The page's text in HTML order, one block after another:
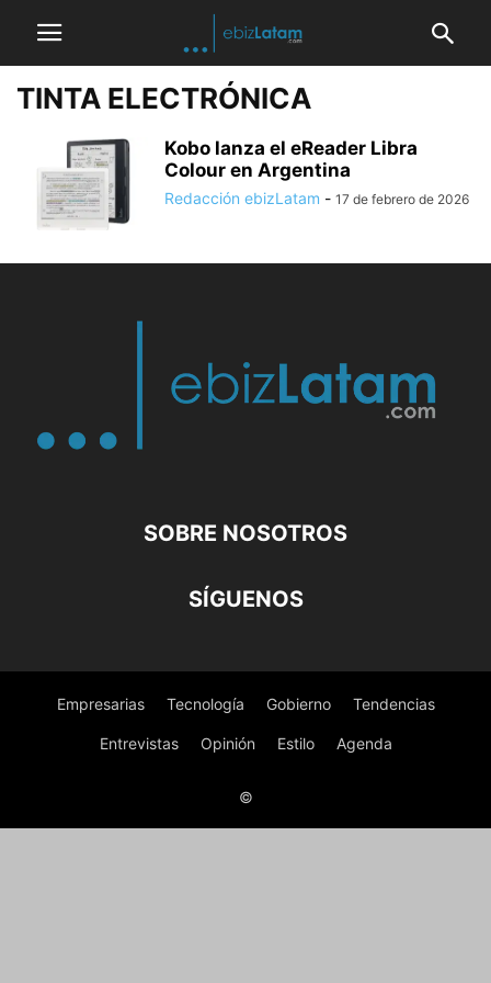
TINTA ELECTRÓNICA
Kobo lanza el eReader Libra
Colour en Argentina
Redacción ebizLatam - 17 de febrero de 2026
SOBRE NOSOTROS
SÍGUENOS
Empresarias Tecnología Gobierno Tendencias
Entrevistas Opinión Estilo Agenda
©